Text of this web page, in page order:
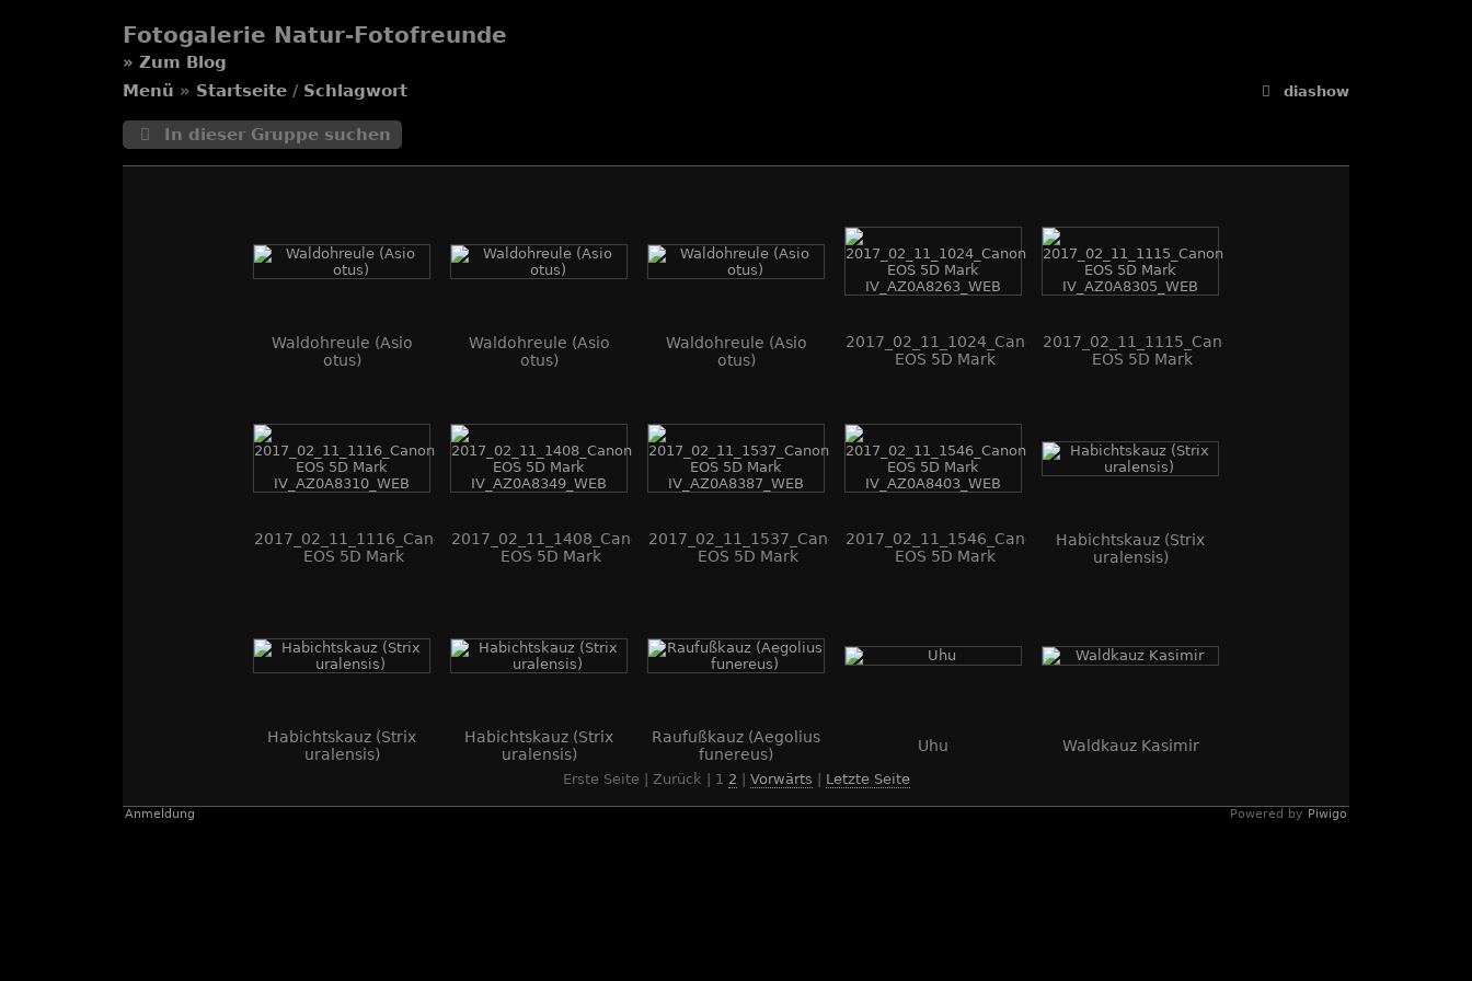
Fotogalerie Natur-Fotofreunde
» Zum Blog
Menü » Startseite / Schlagwort diashow
In dieser Gruppe suchen
Waldohreule (Asio
otus)
Waldohreule (Asio
otus)
Waldohreule (Asio
otus)
2017_02_11_1024_Canon
EOS 5D Mark
2017_02_11_1115_Canon
EOS 5D Mark
2017_02_11_1116_Canon
EOS 5D Mark
2017_02_11_1408_Canon
EOS 5D Mark
2017_02_11_1537_Canon
EOS 5D Mark
2017_02_11_1546_Canon
EOS 5D Mark
Habichtskauz (Strix
uralensis)
Habichtskauz (Strix
uralensis)
Habichtskauz (Strix
uralensis)
Raufußkauz (Aegolius
funereus)
Uhu Waldkauz Kasimir
Erste Seite | Zurück | 1 2 Vorwärts Letzte Seite
Anmeldung Powered by Piwigo